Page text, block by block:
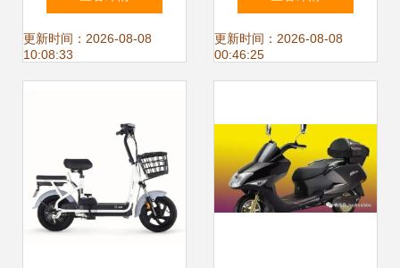
最高罚款一万！
更新时间：2026-08-08
10:08:33
锂电池电动自行车
更新时间：2026-08-08
00:46:25